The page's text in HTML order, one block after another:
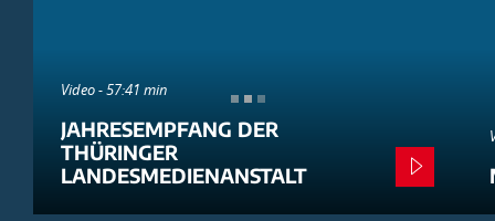
Video - 57:41 min
JAHRESEMPFANG DER
THÜRINGER
LANDESMEDIENANSTALT